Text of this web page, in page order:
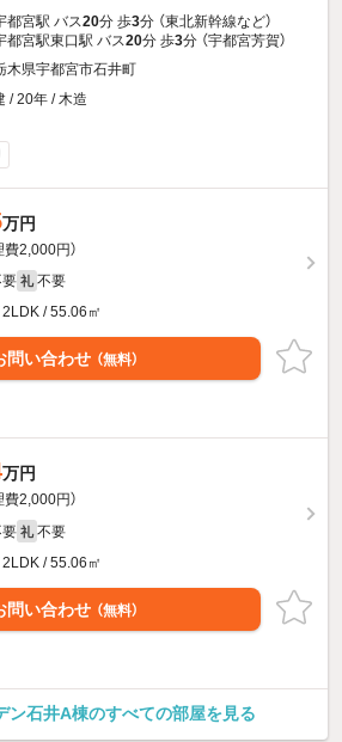
都宮駅 バス20分 歩3分 （東北新幹線など）
都宮駅東口駅 バス20分 歩3分 （宇都宮芳賀）
木県宇都宮市石井町
/ 20年 / 木造
万円
費2,000円）
要 礼 不要
2LDK / 55.06㎡
問い合わせ （無料）
万円
費2,000円）
要 礼 不要
2LDK / 55.06㎡
問い合わせ （無料）
ン石井A棟のすべての部屋を見る